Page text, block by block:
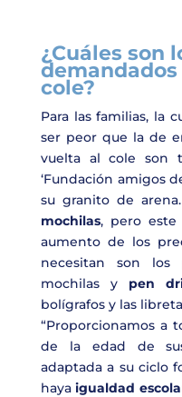
¿Cuáles son
cole?
Para las familias, la
ser peor que la de
vuelta al cole son
‘Fundación amigos
su granito de
mochilas, pero este
aumento de los
necesitan son los
mochilas y pen
bolígrafos y las
“Proporcionamos a
de la edad de
adaptada a su ciclo
hayaigualdad